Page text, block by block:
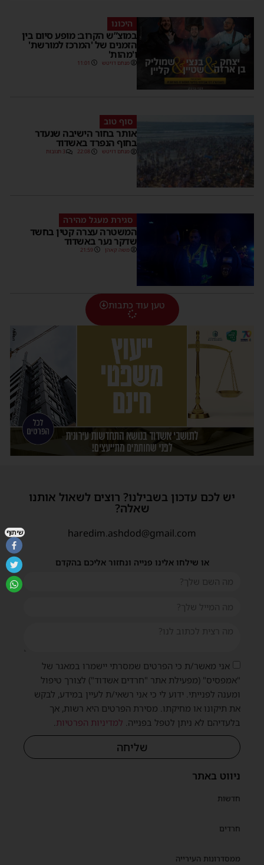
היכונו
במוצ”ש הקרוב: מופע סיום בין
הזמנים של 'המרכז למורשת'
ו'מהות'
מנחם דויטש 11:01
סוף טוב
אותר בחור הישיבה שנעדר
בחוף הנפרד באשדוד
מנחם דויטש 22:08 3 תגובות
סגירת מעגל מהירה
המשטרה עצרה קטין בחשד
שדקר נער באשדוד
משה קאהן 21:59
טען עוד כתבות
ניווט באתר
חדשות
חרדים
ממסדרונות העירייה
יש לכם עדכון בשבילנו? רוצים לשאול אותנו
שאלה?
haredim.ashdod@gmail.com
או שילחו אלינו פנייה ונחזור אליכם בהקדם
אני מאשר/ת כי הפרטים שמסרתי יישמרו במאגר של
"אמפסיס" (מפעילת אתר "חרדים אשדוד") לצורך טיפול
ומענה לפנייתי. ידוע לי כי אני רשאי/ת לעיין במידע, לבקש
את תיקונו או מחיקתו. מסירת הפרטים היא רשות, אך
בלעדיהם לא ניתן לטפל בפנייה. למדיניות הפרטיות.
שליחה
שיתוף